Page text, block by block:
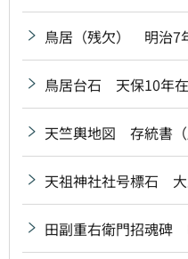
鳥居（残欠） 明治7
鳥居台石 天保10年
天竺輿地図 存統書（
天祖神社社号標石
田副重右衛門招魂碑